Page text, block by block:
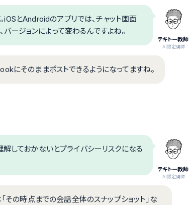
テキトー教師
.AI認定講師
とAndroidのアプリでは、チャット画面
ージョンによって変わるんですよね。
にそのままポストできるようになってますね。
テキトー教師
.AI認定講師
解しておかないとプライバシーリスクになる
の時点までの会話全体のスナップショット」な